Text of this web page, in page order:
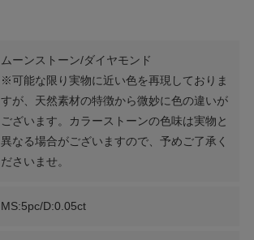
ムーンストーン/ダイヤモンド
※可能な限り実物に近い色を再現しておりま
すが、天然素材の特徴から微妙に色の違いが
ございます。カラーストーンの色味は実物と
異なる場合がございますので、予めご了承く
ださいませ。
MS:5pc/D:0.05ct